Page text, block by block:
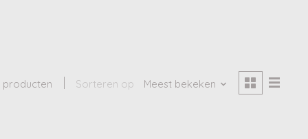
producten Sorteren op Meest bekeken